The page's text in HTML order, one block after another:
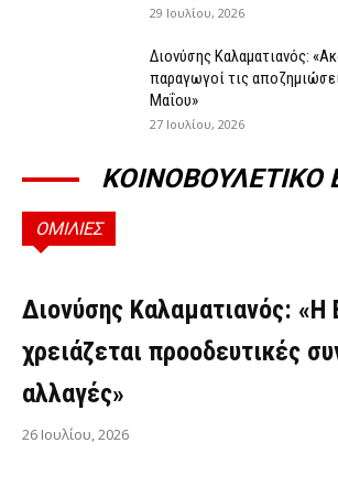
29 Ιουλίου, 2026
Διονύσης Καλαματιανός:
παραγωγοί τις
Μαΐου»
27 Ιουλίου, 2026
ΚΟΙΝΟΒΟΥΛΕΤΙΚΟ
ΟΜΙΛΙΕΣ
ΟΜΙΛΊΕΣ
Διονύσης Καλαματιανός: «Η
χρειάζεται προοδευτικές
αλλαγές»
26 Ιουλίου, 2026